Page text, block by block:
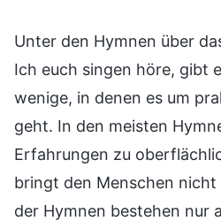
Unter den Hymnen über
Ich euch singen höre, gibt
wenige, in denen es um
geht. In den meisten
Erfahrungen zu
bringt den Menschen nicht
der Hymnen bestehen nur